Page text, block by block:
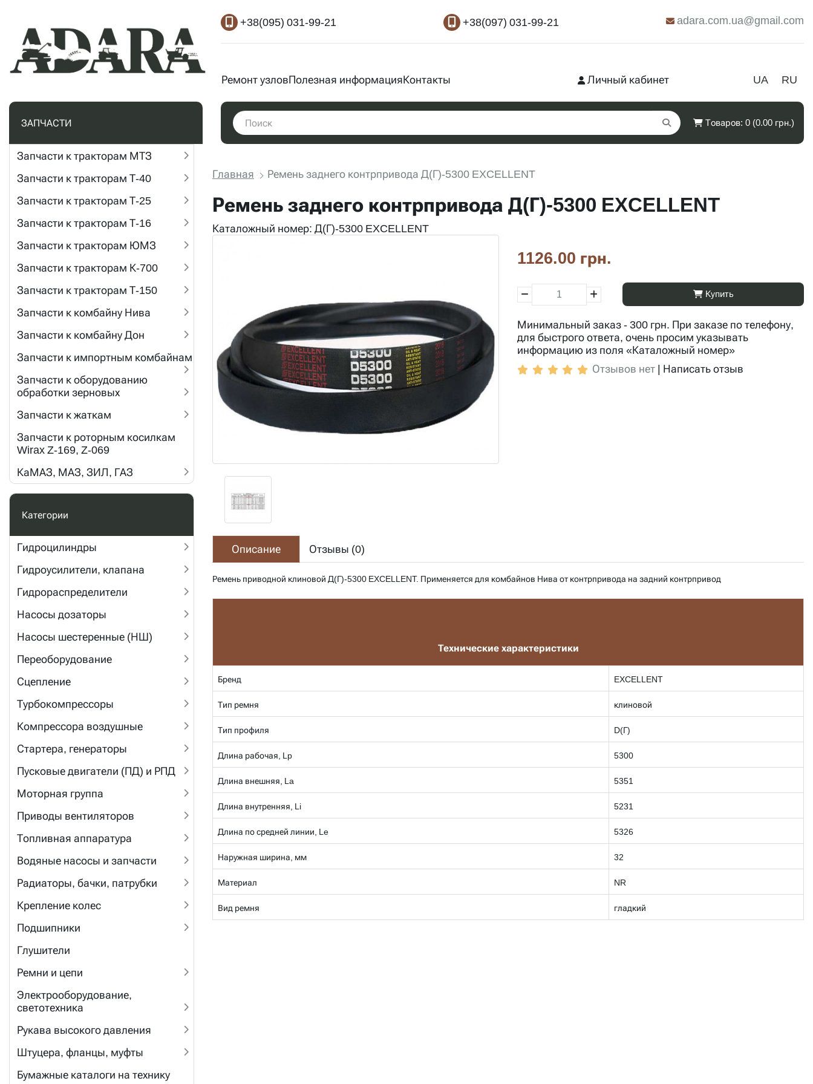
+38(095) 031-99-21 +38(097) 031-99-21 adara.com.ua@gmail.com
Ремонт узловПолезная информацияКонтакты UA RU
Личный кабинет
ЗАПЧАСТИ Товаров: 0 (0.00 грн.)
Запчасти к тракторам МТЗ
Запчасти к тракторам Т-40
Запчасти к тракторам Т-25
Запчасти к тракторам Т-16
Запчасти к тракторам ЮМЗ
Запчасти к тракторам К-700
Запчасти к тракторам Т-150
Запчасти к комбайну Нива
Запчасти к комбайну Дон
Запчасти к импортным комбайнам
Запчасти к оборудованию
обработки зерновых
Запчасти к жаткам
Запчасти к роторным косилкам
Wirax Z-169, Z-069
КаМАЗ, МАЗ, ЗИЛ, ГАЗ
Категории
Гидроцилиндры
Гидроусилители, клапана
Гидрораспределители
Насосы дозаторы
Насосы шестеренные (НШ)
Переоборудование
Сцепление
Турбокомпрессоры
Компрессора воздушные
Стартера, генераторы
Пусковые двигатели (ПД) и РПД
Моторная группа
Приводы вентиляторов
Топливная аппаратура
Водяные насосы и запчасти
Радиаторы, бачки, патрубки
Крепление колес
Подшипники
Глушители
Ремни и цепи
Электрооборудование,
светотехника
Рукава высокого давления
Штуцера, фланцы, муфты
Бумажные каталоги на технику
Главная Ремень заднего контрпривода Д(Г)-5300 EXCELLENT
Ремень заднего контрпривода Д(Г)-5300 EXCELLENT
Каталожный номер: Д(Г)-5300 EXCELLENT
1126.00 грн.
Купить
Минимальный заказ - 300 грн. При заказе по телефону,
для быстрого ответа, очень просим указывать
информацию из поля «Каталожный номер»
Отзывов нет | Написать отзыв
Описание Отзывы (0)
Ремень приводной клиновой Д(Г)-5300 EXCELLENT. Применяется для комбайнов Нива от контрпривода на задний контрпривод
Технические характеристики
Бренд EXCELLENT
Тип ремня клиновой
Тип профиля D(Г)
Длина рабочая, Lp 5300
Длина внешняя, La 5351
Длина внутренняя, Li 5231
Длина по средней линии, Le 5326
Наружная ширина, мм 32
Материал NR
Вид ремня гладкий